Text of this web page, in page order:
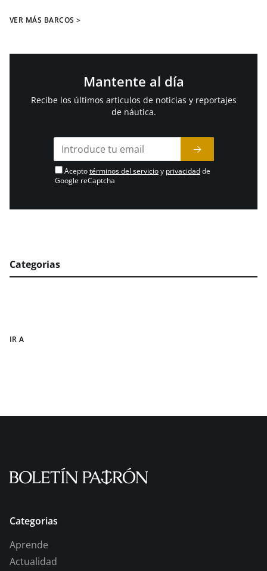
VER MÁS BARCOS >
Mantente al día
Recibe los últimos articulos de noticias y reportajes
de náutica.
Aceptotérminos del servicioy privacidadde
Google reCaptcha
Categorias
IR A
Categorias
Aprende
Actualidad